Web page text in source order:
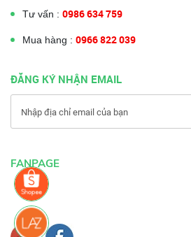
Tư vấn : 0986 634 759
Mua hàng : 0966 822 039
ĐĂNG KÝ NHẬN EMAIL
FANPAGE